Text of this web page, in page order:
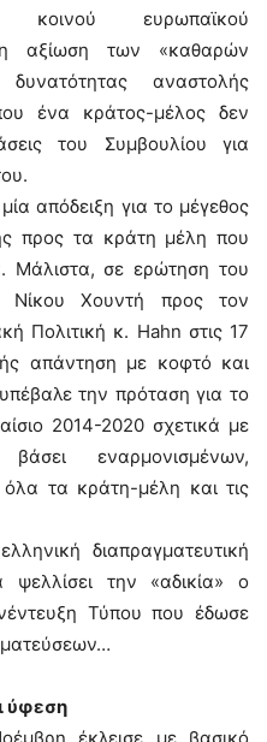
κοινού ευρωπαϊκού
η αξίωση των «καθαρών
αναστολής
ένα κράτος-μέλος δεν
του Συμβουλίου για
απόδειξη για το μέγεθος
προς τα κράτη μέλη που
Μάλιστα, σε ερώτηση του
Νίκου Χουντή προς τον
Πολιτική κ. Hahn στις 17
απάντηση με κοφτό και
την πρόταση για το
2014-2020 σχετικά με
εναρμονισμένων,
όλα τα κράτη-μέλη και τις
διαπραγματευτική
την «αδικία» ο
Τύπου που έδωσε
ύφεση